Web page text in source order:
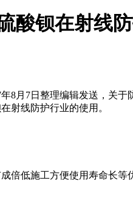
酸钡在射线
8月7日整理编辑发送，关
射线防护行业的使用。
倍低施工方便使用寿命长